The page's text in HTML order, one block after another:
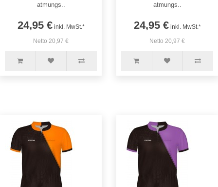
atmungs..
24,95 €inkl. MwSt.*
Netto 20,97 €
atmungs..
24,95 €inkl. MwSt.*
Netto 20,97 €